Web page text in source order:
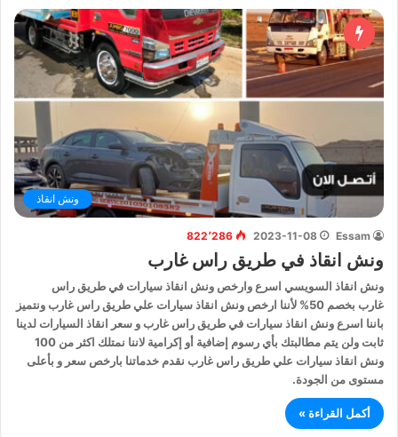
ونش انقاذ
Essam
2023-11-08 822٬286
ونش انقاذ في طريق راس غارب
ونش انقاذ السويسي اسرع وارخص ونش انقاذ سيارات في طريق راس
غارب بخصم 50% لأننا ارخص ونش انقاذ سيارات علي طريق راس غارب ونتميز
باننا اسرع ونش انقاذ سيارات في طريق راس غارب و سعر انقاذ السيارات لدينا
ثابت ولن يتم مطالبتك بأي رسوم إضافية أو إكرامية لاننا نمتلك اكثر من 100
ونش انقاذ سيارات علي طريق راس غارب نقدم خدماتنا بارخص سعر و بأعلى
مستوى من الجودة.
أكمل القراءة »